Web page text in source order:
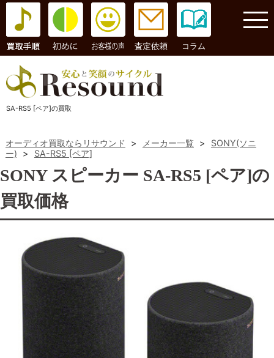
コラム
SA-RS5 [ペア]の買取
オーディオ買取ならリサウンド > メーカー一覧 >
SONY(ソニ
ー)
> SA-RS5 [ペア]
SONY スピーカー SA-RS5 [ペア]の
買取価格